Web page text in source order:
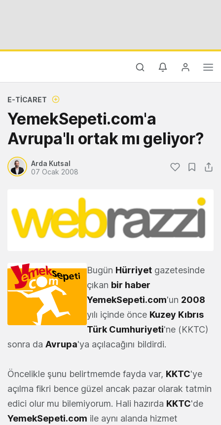
E-TICARET
YemekSepeti.com'a
Avrupa'lı ortak mı geliyor?
Arda Kutsal
07 Ocak 2008
Bugün Hürriyet gazetesinde
çıkan bir haber
YemekSepeti.com'un 2008
yılı içinde önce Kuzey Kıbrıs
Türk Cumhuriyeti'ne (KKTC)
sonra da Avrupa'ya açılacağını bildirdi.
Öncelikle şunu belirtmemde fayda var, KKTC'ye
açılma fikri bence güzel ancak pazar olarak tatmin
edici olur mu bilemiyorum. Hali hazırda KKTC'de
YemekSepeti.com ile aynı alanda hizmet